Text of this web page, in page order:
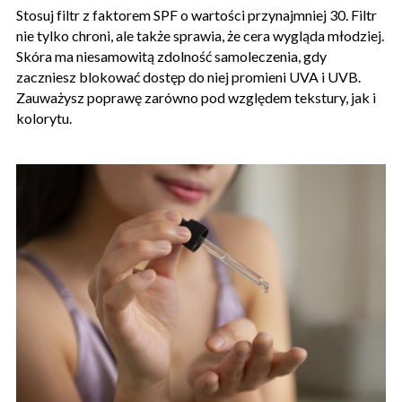
Stosuj filtr z faktorem SPF o wartości przynajmniej 30. Filtr
nie tylko chroni, ale także sprawia, że cera wygląda młodziej.
Skóra ma niesamowitą zdolność samoleczenia, gdy
zaczniesz blokować dostęp do niej promieni UVA i UVB.
Zauważysz poprawę zarówno pod względem tekstury, jak i
kolorytu.